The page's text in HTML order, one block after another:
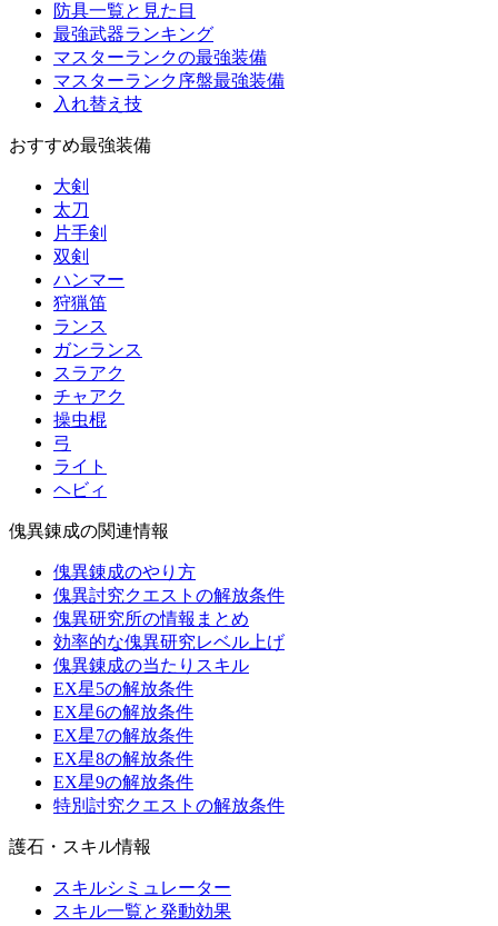
防具一覧と見た目
最強武器ランキング
マスターランクの最強装備
マスターランク序盤最強装備
入れ替え技
おすすめ最強装備
大剣
太刀
片手剣
双剣
ハンマー
狩猟笛
ランス
ガンランス
スラアク
チャアク
操虫棍
弓
ライト
ヘビィ
傀異錬成の関連情報
傀異錬成のやり方
傀異討究クエストの解放条件
傀異研究所の情報まとめ
効率的な傀異研究レベル上げ
傀異錬成の当たりスキル
EX星5の解放条件
EX星6の解放条件
EX星7の解放条件
EX星8の解放条件
EX星9の解放条件
特別討究クエストの解放条件
護石・スキル情報
スキルシミュレーター
スキル一覧と発動効果